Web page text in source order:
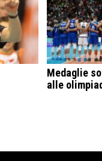
Medaglie
alle